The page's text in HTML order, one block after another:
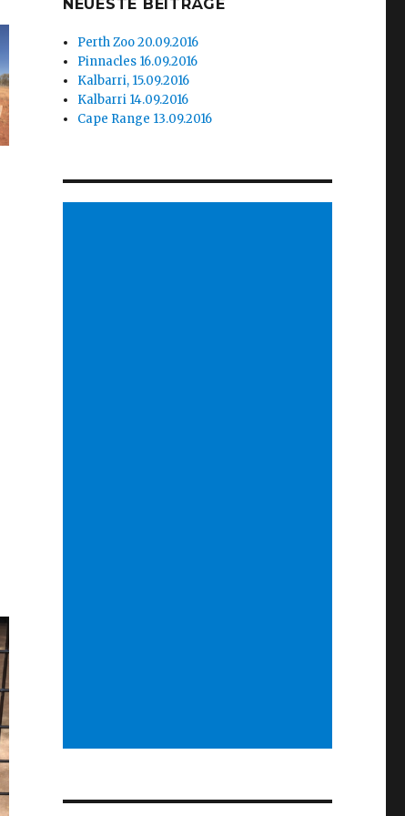
NEUESTE BEITRÄGE
Perth Zoo 20.09.2016
Pinnacles 16.09.2016
Kalbarri, 15.09.2016
Kalbarri 14.09.2016
Cape Range 13.09.2016